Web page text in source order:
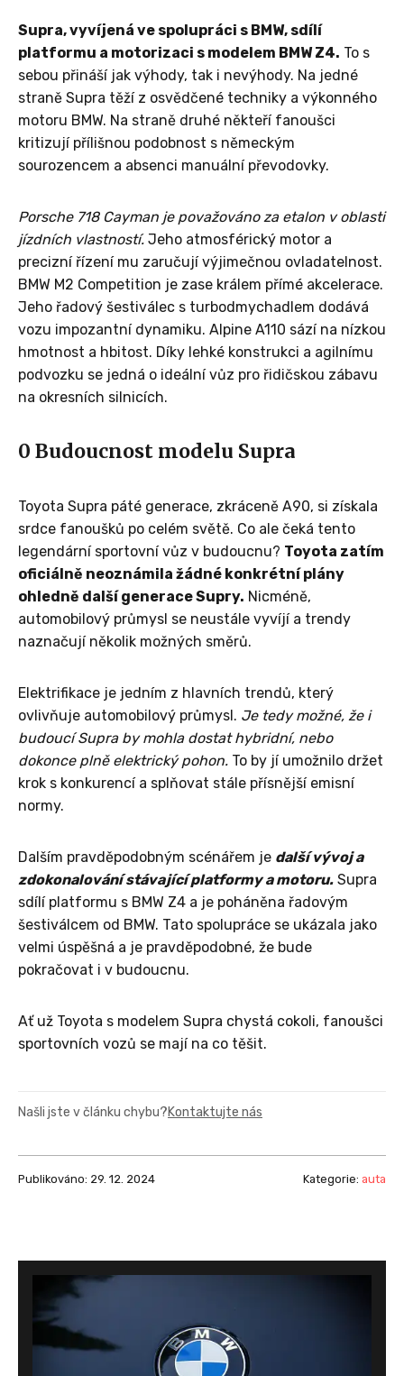
Supra, vyvíjená ve spolupráci s BMW, sdílí
platformu a motorizaci s modelem BMW Z4. To s
sebou přináší jak výhody, tak i nevýhody. Na jedné
straně Supra těží z osvědčené techniky a výkonného
motoru BMW. Na straně druhé někteří fanoušci
kritizují přílišnou podobnost s německým
sourozencem a absenci manuální převodovky.
Porsche 718 Cayman je považováno za etalon v oblasti
jízdních vlastností. Jeho atmosférický motor a
precizní řízení mu zaručují výjimečnou ovladatelnost.
BMW M2 Competition je zase králem přímé akcelerace.
Jeho řadový šestiválec s turbodmychadlem dodává
vozu impozantní dynamiku. Alpine A110 sází na nízkou
hmotnost a hbitost. Díky lehké konstrukci a agilnímu
podvozku se jedná o ideální vůz pro řidičskou zábavu
na okresních silnicích.
0 Budoucnost modelu Supra
Toyota Supra páté generace, zkráceně A90, si získala
srdce fanoušků po celém světě. Co ale čeká tento
legendární sportovní vůz v budoucnu? Toyota zatím
oficiálně neoznámila žádné konkrétní plány
ohledně další generace Supry. Nicméně,
automobilový průmysl se neustále vyvíjí a trendy
naznačují několik možných směrů.
Elektrifikace je jedním z hlavních trendů, který
ovlivňuje automobilový průmysl. Je tedy možné, že i
budoucí Supra by mohla dostat hybridní, nebo
dokonce plně elektrický pohon. To by jí umožnilo držet
krok s konkurencí a splňovat stále přísnější emisní
normy.
Dalším pravděpodobným scénářem je další vývoj a
zdokonalování stávající platformy a motoru. Supra
sdílí platformu s BMW Z4 a je poháněna řadovým
šestiválcem od BMW. Tato spolupráce se ukázala jako
velmi úspěšná a je pravděpodobné, že bude
pokračovat i v budoucnu.
Ať už Toyota s modelem Supra chystá cokoli, fanoušci
sportovních vozů se mají na co těšit.
Našli jste v článku chybu?Kontaktujte nás
Publikováno: 29. 12. 2024 Kategorie: auta